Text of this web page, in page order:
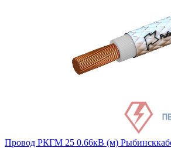
Провод РКГМ 25 0.66кВ (м)